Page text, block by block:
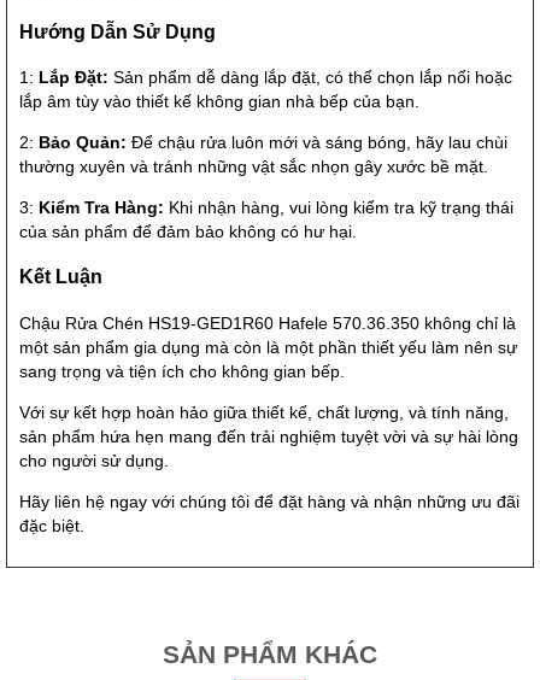
Hướng Dẫn Sử Dụng
1: Lắp Đặt: Sản phẩm dễ dàng lắp đặt, có thể chọn lắp nổi hoặc
lắp âm tùy vào thiết kế không gian nhà bếp của bạn.
2: Bảo Quản: Để chậu rửa luôn mới và sáng bóng, hãy lau chùi
thường xuyên và tránh những vật sắc nhọn gây xước bề mặt.
3: Kiểm Tra Hàng: Khi nhận hàng, vui lòng kiểm tra kỹ trạng thái
của sản phẩm để đảm bảo không có hư hại.
Kết Luận
Chậu Rửa Chén HS19-GED1R60 Hafele 570.36.350 không chỉ là
một sản phẩm gia dụng mà còn là một phần thiết yếu làm nên sự
sang trọng và tiện ích cho không gian bếp.
Với sự kết hợp hoàn hảo giữa thiết kế, chất lượng, và tính năng,
sản phẩm hứa hẹn mang đến trải nghiệm tuyệt vời và sự hài lòng
cho người sử dụng.
Hãy liên hệ ngay với chúng tôi để đặt hàng và nhận những ưu đãi
đặc biệt.
SẢN PHẨM KHÁC